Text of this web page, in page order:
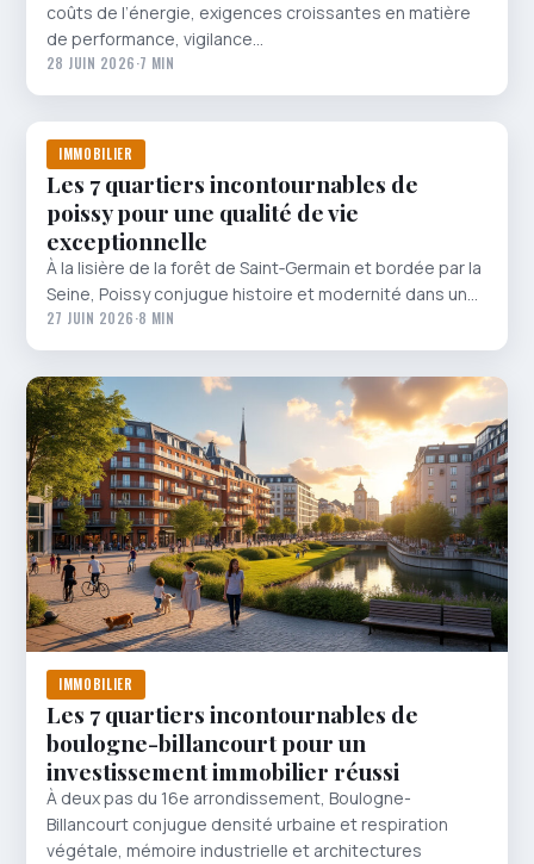
coûts de l’énergie, exigences croissantes en matière
de performance, vigilance…
28 JUIN 2026·7 MIN
IMMOBILIER
Les 7 quartiers incontournables de
poissy pour une qualité de vie
exceptionnelle
À la lisière de la forêt de Saint‑Germain et bordée par la
Seine, Poissy conjugue histoire et modernité dans un…
27 JUIN 2026·8 MIN
IMMOBILIER
Les 7 quartiers incontournables de
boulogne-billancourt pour un
investissement immobilier réussi
À deux pas du 16e arrondissement, Boulogne-
Billancourt conjugue densité urbaine et respiration
végétale, mémoire industrielle et architectures